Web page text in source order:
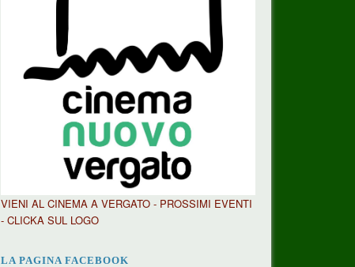
VIENI AL CINEMA A VERGATO - PROSSIMI EVENTI
- CLICKA SUL LOGO
LA PAGINA FACEBOOK